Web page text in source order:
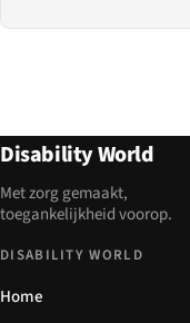
Disability World
Met zorg gemaakt,
toegankelijkheid voorop.
DISABILITY WORLD
Home